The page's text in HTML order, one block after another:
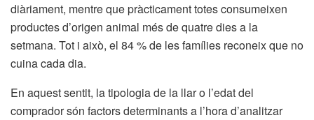
diàriament, mentre que pràcticament totes consumeixen
productes d’origen animal més de quatre dies a la
setmana. Tot i això, el 84 % de les famílies reconeix que no
cuina cada dia.
En aquest sentit, la tipologia de la llar o l’edat del
comprador són factors determinants a l’hora d’analitzar